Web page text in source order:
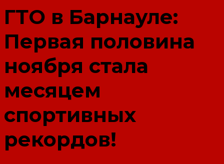
ГТО в Барнауле:
Первая половина
ноября стала
месяцем
спортивных
рекордов!